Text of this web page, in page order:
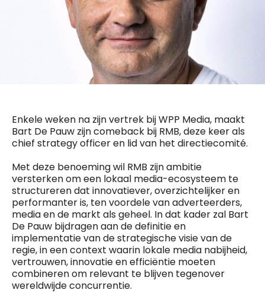
Enkele weken na zijn vertrek bij WPP Media, maakt
Bart De Pauw zijn comeback bij RMB, deze keer als
chief strategy officer en lid van het directiecomité.
Met deze benoeming wil RMB zijn ambitie
versterken om een lokaal media-ecosysteem te
structureren dat innovatiever, overzichtelijker en
performanter is, ten voordele van adverteerders,
media en de markt als geheel. In dat kader zal Bart
De Pauw bijdragen aan de definitie en
implementatie van de strategische visie van de
regie, in een context waarin lokale media nabijheid,
vertrouwen, innovatie en efficiëntie moeten
combineren om relevant te blijven tegenover
wereldwijde concurrentie.
Fred Bouchar
0498 88 64 89
f.bouchar@mm.be
Chief Editor
Damien Lemaire
0477 37 31 65
d.lemaire@mm.be
BEVESTIGEN
Freemium
access
5 x week
MM e - News
10 x year
MM Best of
Research
10 x year
MM Blue
4 x year
MM Magazine
(digital)
Vragen ?